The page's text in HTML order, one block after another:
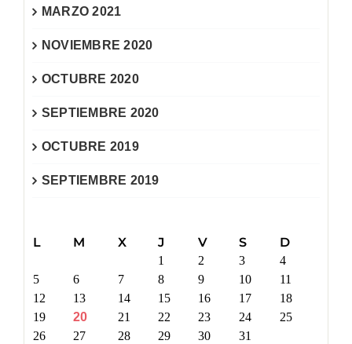
MARZO 2021
NOVIEMBRE 2020
OCTUBRE 2020
SEPTIEMBRE 2020
OCTUBRE 2019
SEPTIEMBRE 2019
L M X J V S D
1 2 3
4
5
6 7 8 9 10
11
12
13 14 15 16 17
18
19
20 21 22 23 24
25
26
27 28 29 30 31